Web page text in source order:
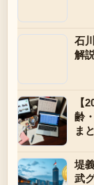
石
解
【
齢
ま
堤
武